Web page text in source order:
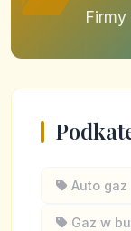
Auto gaz
Gaz w